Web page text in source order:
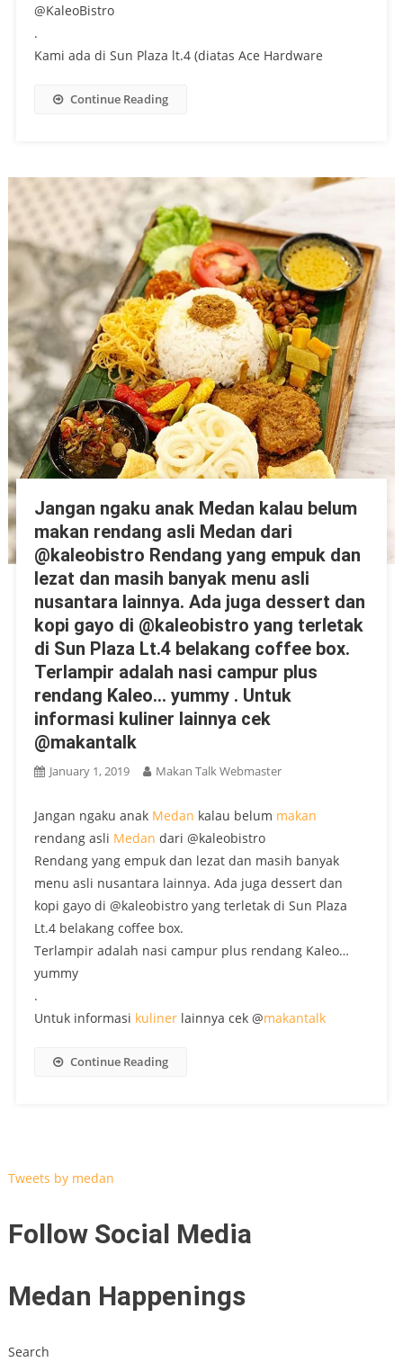
@KaleoBistro
.
Kami ada di Sun Plaza lt.4 (diatas Ace Hardware
Continue Reading
Jangan ngaku anak Medan kalau belum
makan rendang asli Medan dari
@kaleobistro Rendang yang empuk dan
lezat dan masih banyak menu asli
nusantara lainnya. Ada juga dessert dan
kopi gayo di @kaleobistro yang terletak
di Sun Plaza Lt.4 belakang coffee box.
Terlampir adalah nasi campur plus
rendang Kaleo… yummy . Untuk
informasi kuliner lainnya cek
@makantalk
January 1, 2019 Makan Talk Webmaster
Jangan ngaku anak Medan kalau belum makan
rendang asli Medan dari @kaleobistro
Rendang yang empuk dan lezat dan masih banyak
menu asli nusantara lainnya. Ada juga dessert dan
kopi gayo di @kaleobistro yang terletak di Sun Plaza
Lt.4 belakang coffee box.
Terlampir adalah nasi campur plus rendang Kaleo…
yummy
.
Untuk informasi kulinerlainnya cek @makantalk
Continue Reading
Tweets by medan
Follow Social Media
Medan Happenings
Search